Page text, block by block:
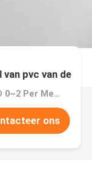
pvc van de
Prijs：USD 0~2 Per Meter
ons